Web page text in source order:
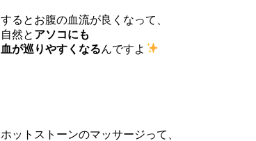
するとお腹の血流が良くなって、
自然と アソコにも
血が巡りやすくなるんですよ
ホットストーンのマッサージって、